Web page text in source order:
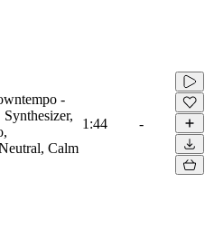
-
Calm
1:44 -